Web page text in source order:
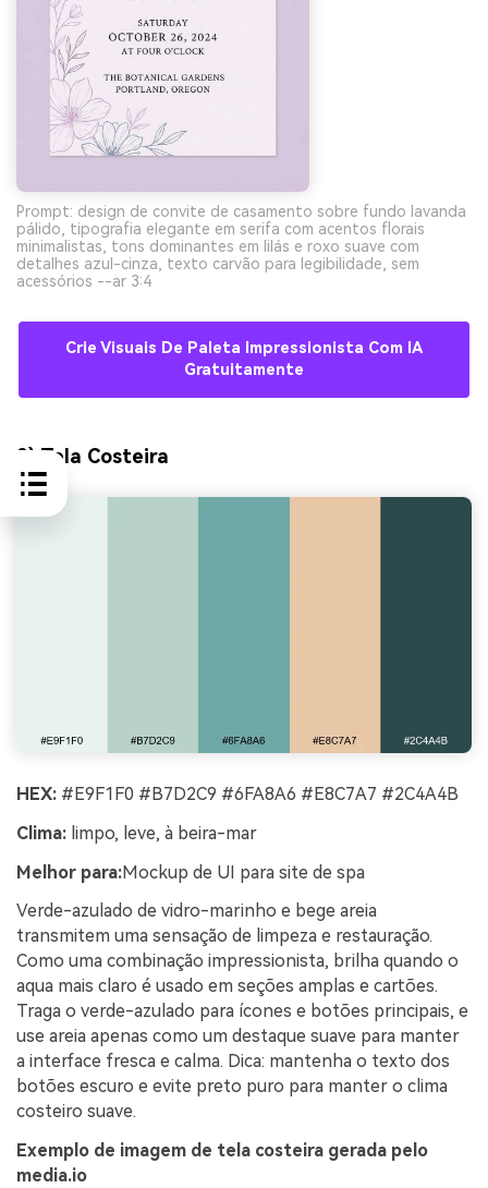
Prompt: design de convite de casamento sobre fundo lavanda
pálido, tipografia elegante em serifa com acentos florais
minimalistas, tons dominantes em lilás e roxo suave com
detalhes azul-cinza, texto carvão para legibilidade, sem
acessórios --ar 3:4
Crie Visuais De Paleta Impressionista Com IA
Gratuitamente
9) Tela Costeira
HEX: #E9F1F0 #B7D2C9 #6FA8A6 #E8C7A7 #2C4A4B
Clima: limpo, leve, à beira-mar
Melhor para:Mockup de UI para site de spa
Verde-azulado de vidro-marinho e bege areia
transmitem uma sensação de limpeza e restauração.
Como uma combinação impressionista, brilha quando o
aqua mais claro é usado em seções amplas e cartões.
Traga o verde-azulado para ícones e botões principais, e
use areia apenas como um destaque suave para manter
a interface fresca e calma. Dica: mantenha o texto dos
botões escuro e evite preto puro para manter o clima
costeiro suave.
Exemplo de imagem de tela costeira gerada pelo
media.io